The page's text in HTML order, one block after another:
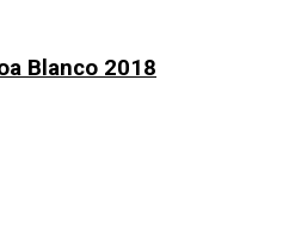
Blanco 2018